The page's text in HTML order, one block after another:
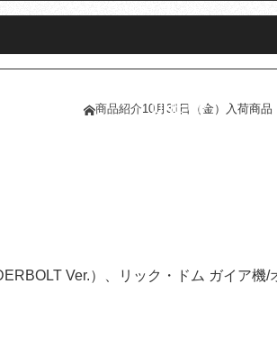
LINE UP
ホーム
商品紹介10月31日（金）入荷商品
Ver.）、リック・ドム ガイア機/